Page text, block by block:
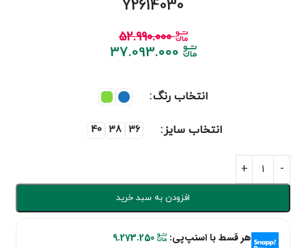
Y2614030
52.990.000
37.093.000
انتخاب رنگ
انتخاب سایز 36
38
40
افزودن به سبد خرید
هر قسط با اسنپ‌پی: 9.273.250